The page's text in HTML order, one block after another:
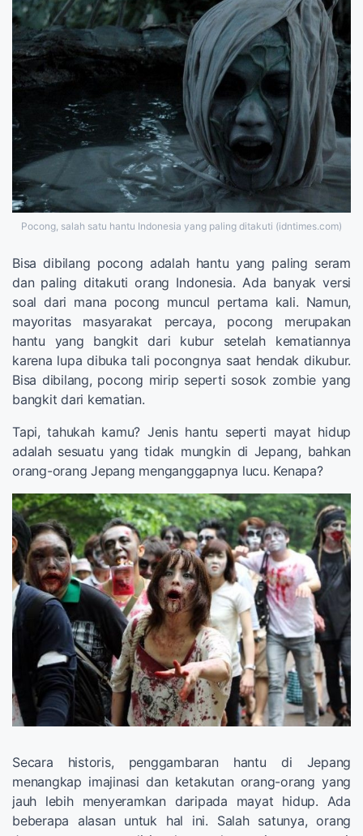
Pocong, salah satu hantu Indonesia yang paling ditakuti (idntimes.com)
Bisa dibilang pocong adalah hantu yang paling seram
dan paling ditakuti orang Indonesia. Ada banyak versi
soal dari mana pocong muncul pertama kali. Namun,
mayoritas masyarakat percaya, pocong merupakan
hantu yang bangkit dari kubur setelah kematiannya
karena lupa dibuka tali pocongnya saat hendak dikubur.
Bisa dibilang, pocong mirip seperti sosok zombie yang
bangkit dari kematian.
Tapi, tahukah kamu? Jenis hantu seperti mayat hidup
adalah sesuatu yang tidak mungkin di Jepang, bahkan
orang-orang Jepang menganggapnya lucu. Kenapa?
Secara historis, penggambaran hantu di Jepang
menangkap imajinasi dan ketakutan orang-orang yang
jauh lebih menyeramkan daripada mayat hidup. Ada
beberapa alasan untuk hal ini. Salah satunya, orang